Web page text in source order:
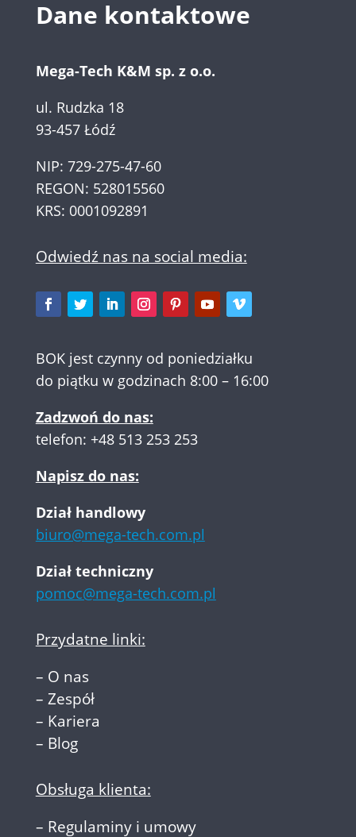
Dane kontaktowe
Mega-Tech K&M sp. z o.o.
ul. Rudzka 18
93-457 Łódź
NIP: 729-275-47-60
REGON: 528015560
KRS: 0001092891
Odwiedź nas na social media:
BOK jest czynny od poniedziałku
do piątku w godzinach 8:00 – 16:00
Zadzwoń do nas:
telefon: +48 513 253 253
Napisz do nas:
Dział handlowy
biuro@mega-tech.com.pl
Dział techniczny
pomoc@mega-tech.com.pl
Przydatne linki:
– O nas
– Zespół
– Kariera
– Blog
Obsługa klienta:
– Regulaminy i umowy